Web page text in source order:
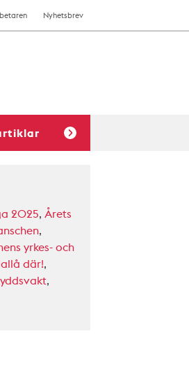
Nyhetsbrev
2025, Årets
,
yrkes- och
där!,
,